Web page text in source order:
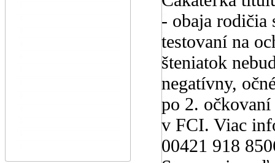
- obaja
testovaní na
šteniatok
negatívny,
po 2. očkovaní
v FCI. Viac
00421 918